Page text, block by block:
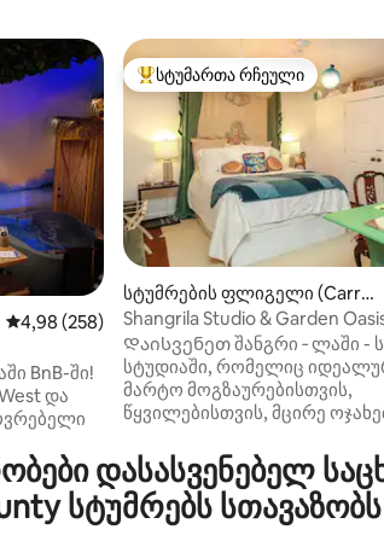
საშუალო შეფასებაა 5‑დან 4,98, 258
4,98 (258)
BnB-ში!
და
Ჩვენ
სტუმართა რჩეული მოწინავე
სტუმართა რჩეული
სტუმრების ფლიგელი (Carroll
ton)
Shangrila Studio & Garden
UWG‑ისა და Square‑ის
Დაისვენეთ შანგრი ‑ ლაში -
სტუდიაში, რომელიც
მარტო მოგზაურებისთვის,
წყვილებისთვის, მცირე
შთაგონებისა და განახლების
მაძიებლებს ეძებენ.
მდებარეობს მშვიდ უბანში,
მოხერხებულად ახლოსაა
დასასვენებელ
სტუმრებს სთავაზობს